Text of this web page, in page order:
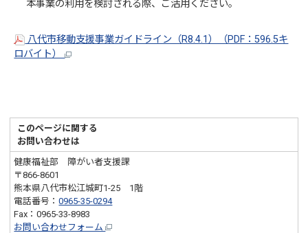
本事業の利用を検討される際、ご活用ください。
八代市移動支援事業ガイドライン（R8.4.1）（PDF：596.5キ
ロバイト）
このページに関する
お問い合わせは
健康福祉部 障がい者支援課
〒866-8601
熊本県八代市松江城町1-25 1階
電話番号：0965-35-0294
Fax：0965-33-8983
お問い合わせフォーム